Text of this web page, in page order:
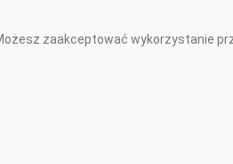
zaakceptować wykorzystanie